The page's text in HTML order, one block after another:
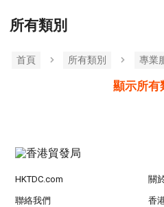
所有類別
首頁 所有類別 專業
顯示所有
HKTDC.com 關
聯絡我們 香